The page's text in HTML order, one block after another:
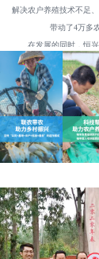
解决农户养殖技术不足
带动了4万多
在发展的同时，恒